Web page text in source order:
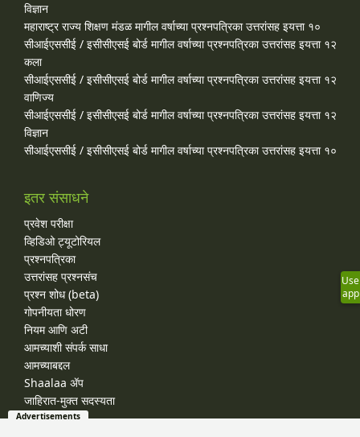
विज्ञान
महाराष्ट्र राज्य शिक्षण मंडळ मागील वर्षाच्या प्रश्‍नपत्रिका उत्तरांसह इयत्ता १०
सीआईएससीई / इसीसीएसई बोर्ड मागील वर्षाच्या प्रश्‍नपत्रिका उत्तरांसह इयत्ता १२
कला
सीआईएससीई / इसीसीएसई बोर्ड मागील वर्षाच्या प्रश्‍नपत्रिका उत्तरांसह इयत्ता १२
वाणिज्य
सीआईएससीई / इसीसीएसई बोर्ड मागील वर्षाच्या प्रश्‍नपत्रिका उत्तरांसह इयत्ता १२
विज्ञान
सीआईएससीई / इसीसीएसई बोर्ड मागील वर्षाच्या प्रश्‍नपत्रिका उत्तरांसह इयत्ता १०
इतर संसाधने
प्रवेश परीक्षा
व्हिडिओ ट्यूटोरियल
प्रश्नपत्रिका
उत्तरांसह प्रश्नसंच
प्रश्न शोध (beta)
गोपनीयता धोरण
नियम आणि अटी
आमच्याशी संपर्क साधा
आमच्याबद्दल
Shaalaa ॲप
जाहिरात-मुक्त सदस्यता
Use
app
Advertisements